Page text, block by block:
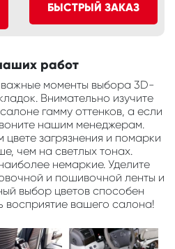
БЫСТРЫЙ ЗАКАЗ
работ
моменты выбора 3D-
Внимательно изучите
гамму оттенков, а если
нашим менеджерам.
загрязнения и помарки
чем на светлых тонах.
немаркие. Уделите
и пошивочной ленты и
выбор цветов способен
восприятие вашего салона!